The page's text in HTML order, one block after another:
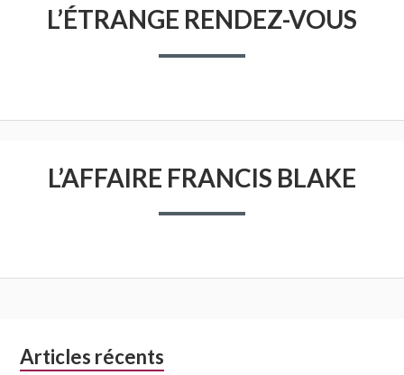
L’ÉTRANGE RENDEZ-VOUS
L’AFFAIRE FRANCIS BLAKE
Colonne
Articles récents